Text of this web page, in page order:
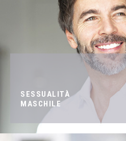
SESSUALITÀ
MASCHILE